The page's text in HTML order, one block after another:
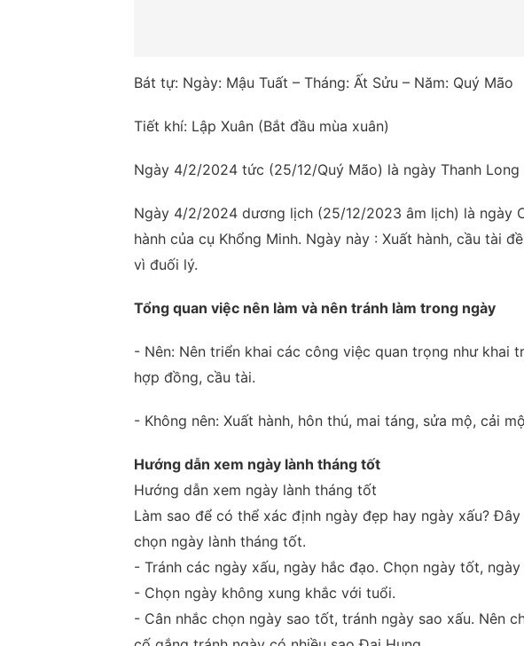
Bát tự: Ngày: Mậu Tuất – Tháng: Ất Sửu – Năm: Quý Mão
Tiết khí: Lập Xuân (Bắt đầu mùa xuân)
Ngày 4/2/2024 tức (25/12/Quý Mão) là ngày Thanh Long
Ngày 4/2/2024 dương lịch (25/12/2023 âm lịch) là ngày
hành của cụ Khổng Minh. Ngày này : Xuất hành, cầu tài
vì đuối lý.
Tổng quan việc nên làm và nên tránh làm trong ngày
- Nên: Nên triển khai các công việc quan trọng như khai
hợp đồng, cầu tài.
- Không nên: Xuất hành, hôn thú, mai táng, sửa mộ, cải
Hướng dẫn xem ngày lành tháng tốt
Hướng dẫn xem ngày lành tháng tốt
Làm sao để có thể xác định ngày đẹp hay ngày xấu?
chọn ngày lành tháng tốt.
- Tránh các ngày xấu, ngày hắc đạo. Chọn ngày tốt,
- Chọn ngày không xung khắc với tuổi.
- Cân nhắc chọn ngày sao tốt, tránh ngày sao xấu. Nên